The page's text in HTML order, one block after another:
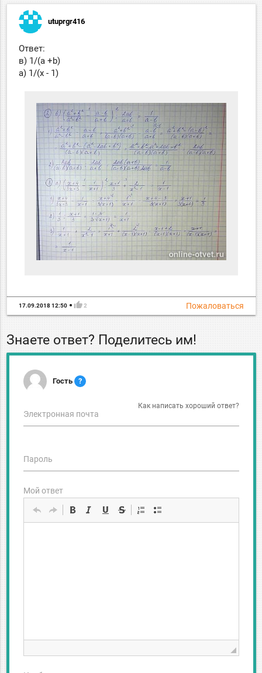
utuprgr416
Ответ:
в) 1/(а +b)
a) 1/(x - 1)
Пожаловаться
17.09.2018 12:50 thumb_up 2
Знаете ответ? Поделитесь им!
Гость ?
Как написать хороший ответ?
Электронная почта
Пароль
Мой ответ